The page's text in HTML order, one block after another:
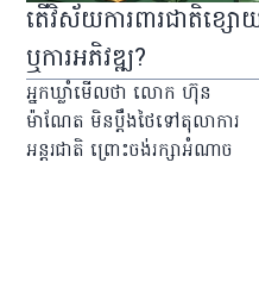
តើវិស័យការពារជាតិខ្
ឬការអភិវឌ្ឍ?
អ្នកឃ្លាំមើលថា លោក ហ៊ុន
ម៉ាណែត មិនប្ដឹងថៃទៅតុលាការ
អន្តរជាតិ ព្រោះចង់រក្សាអំណាច